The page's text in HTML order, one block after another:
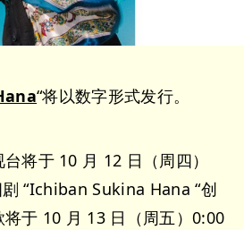
“将以数字形式发行。
将于 10 月 12 日（周四）
“Ichiban Sukina Hana “创
于 10 月 13 日（周五）0:00